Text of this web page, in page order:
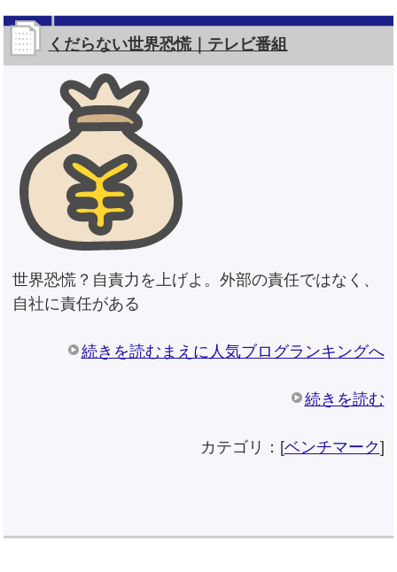
くだらない世界恐慌｜テレビ番組
世界恐慌？自責力を上げよ。外部の責任ではなく、
自社に責任がある
続きを読むまえに人気ブログランキングへ
続きを読む
カテゴリ：[ベンチマーク]